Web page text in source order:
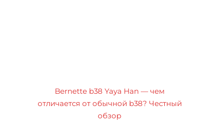
Bernette b38 Yaya Han — чем
отличается от обычной b38? Честный
обзор